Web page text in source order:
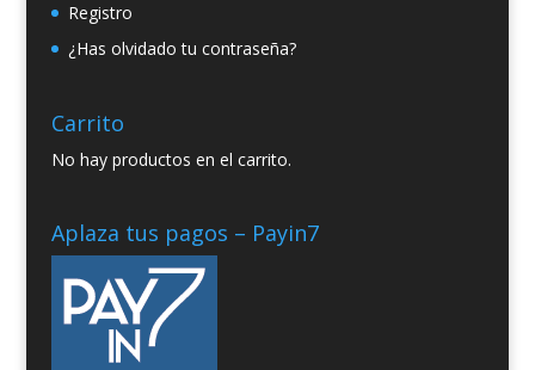
Registro
¿Has olvidado tu contraseña?
Carrito
No hay productos en el carrito.
Aplaza tus pagos – Payin7